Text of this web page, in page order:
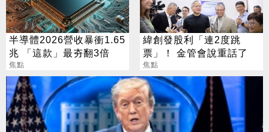
半導體2026營收暴衝1.65
兆 「這款」最夯翻3倍
焦點
緯創發股利「連2度跳
票」！ 金管會說重話了
焦點